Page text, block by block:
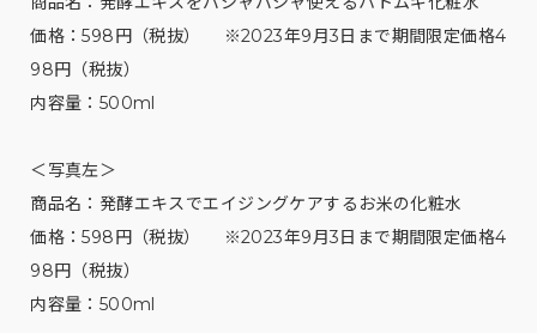
価格：598円（税抜） ※2023年9月3日まで期間限定価格4
98円（税抜）
内容量：500ml
＜写真左＞
商品名：発酵エキスでエイジングケアするお米の化粧水
価格：598円（税抜） ※2023年9月3日まで期間限定価格4
98円（税抜）
内容量：500ml